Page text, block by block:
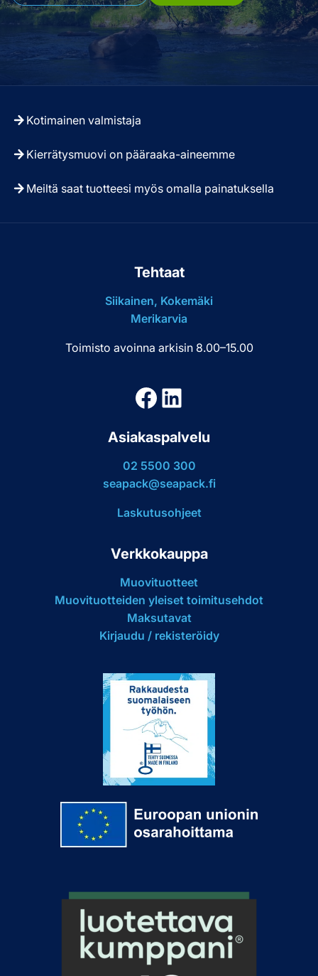
Kotimainen valmistaja
Kierrätysmuovi on pääraaka-aineemme
Meiltä saat tuotteesi myös omalla painatuksella
Tehtaat
Siikainen, Kokemäki
Merikarvia
Toimisto avoinna arkisin 8.00–15.00
Facebook
LinkedIn
Asiakaspalvelu
02 5500 300
seapack@seapack.fi
Laskutusohjeet
Verkkokauppa
Muovituotteet
Muovituotteiden yleiset toimitusehdot
Maksutavat
Kirjaudu / rekisteröidy